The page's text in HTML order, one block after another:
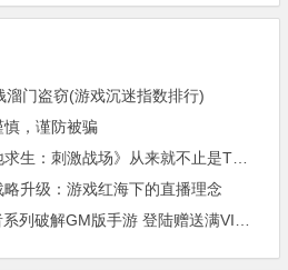
门盗窃(游戏沉迷指数排行)
慎，谨防被骗
从游戏到社交工具，《绝地求生：刺激战场》从来就不止是TPS
略升级：游戏红海下的直播理念
火影忍法帖满V版 火影忍者系列破解GM版手游 登陆赠送满VIP15 无限钻石金币